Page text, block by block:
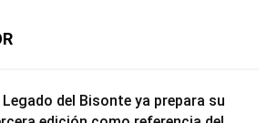
Legado del Bisonte ya prepara su